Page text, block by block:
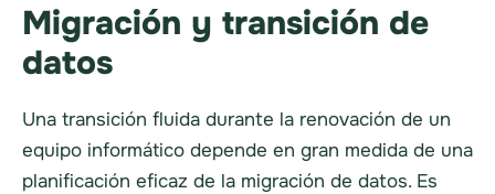
Migración y transición de
datos
Una transición fluida durante la renovación de un
equipo informático depende en gran medida de una
planificación eficaz de la migración de datos. Es